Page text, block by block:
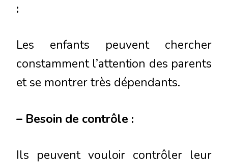
:
Les enfants peuvent chercher
constamment l’attention des parents
et se montrer très dépendants.
– Besoin de contrôle :
Ils peuvent vouloir contrôler leur